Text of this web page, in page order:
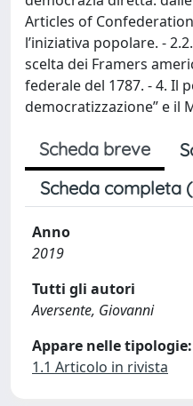
Articles of
l’iniziativa popolare. -
scelta dei Framers
federale del 1787. - 4. Il
democratizzazione” e il
Scheda breve
Scheda completa
Anno
2019
Tutti gli autori
Aversente, Giovanni
Appare nelle tipologie:
1.1 Articolo in rivista